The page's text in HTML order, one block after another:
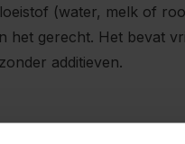
(water, melk of
het gerecht. Het bevat
additieven.